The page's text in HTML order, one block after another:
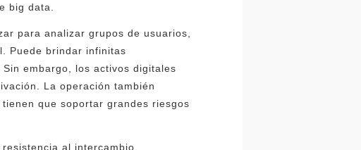
big data.
para analizar grupos de usuarios,
Puede brindar infinitas
embargo, los activos digitales
La operación también
que soportar grandes riesgos
al intercambio,